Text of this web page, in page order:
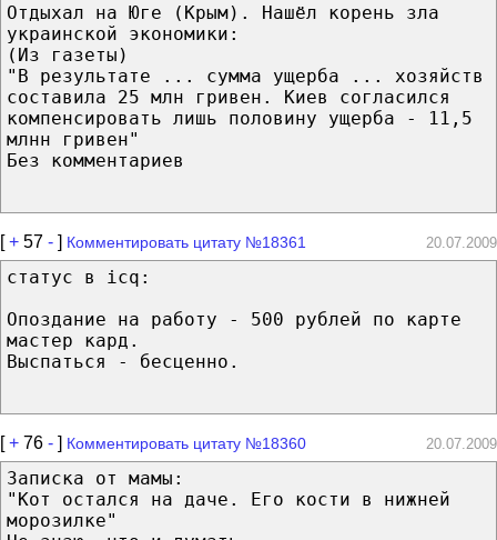
Отдыхал на Юге (Крым). Нашёл корень зла
украинской экономики:
(Из газеты)
"В результате ... сумма ущерба ... хозяйств
составила 25 млн гривен. Киев согласился
компенсировать лишь половину ущерба - 11,5
млнн гривен"
Без комментариев
[+ 57 - ] Комментировать цитату №18361 20.07.2009
статус в icq:
Опоздание на работу - 500 рублей по карте
мастер кард.
Выспаться - бесценно.
[+ 76 - ] Комментировать цитату №18360 20.07.2009
Записка от мамы:
"Кот остался на даче. Его кости в нижней
морозилке"